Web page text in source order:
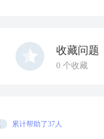
收藏问题
0个收藏
累计帮助了37人